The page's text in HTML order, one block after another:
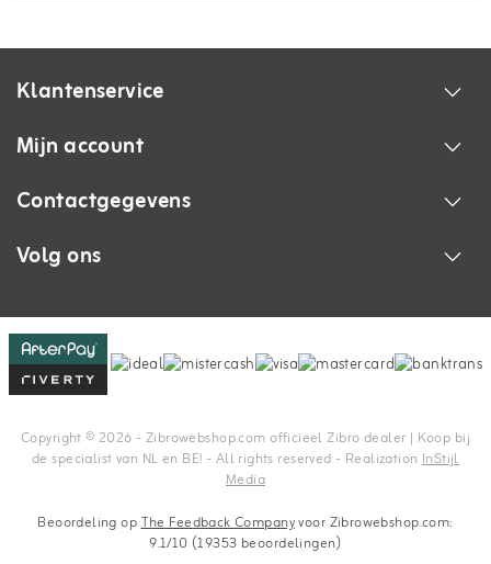
Klantenservice
Mijn account
Contactgegevens
Volg ons
Copyright © 2026 - Zibrowebshop.com officieel Zibro dealer | Koop bij
de specialist van NL en BE! - All rights reserved - Realization InStijl
Media
Beoordeling opThe Feedback Companyvoor Zibrowebshop.com:
9.1/10 (19353 beoordelingen)